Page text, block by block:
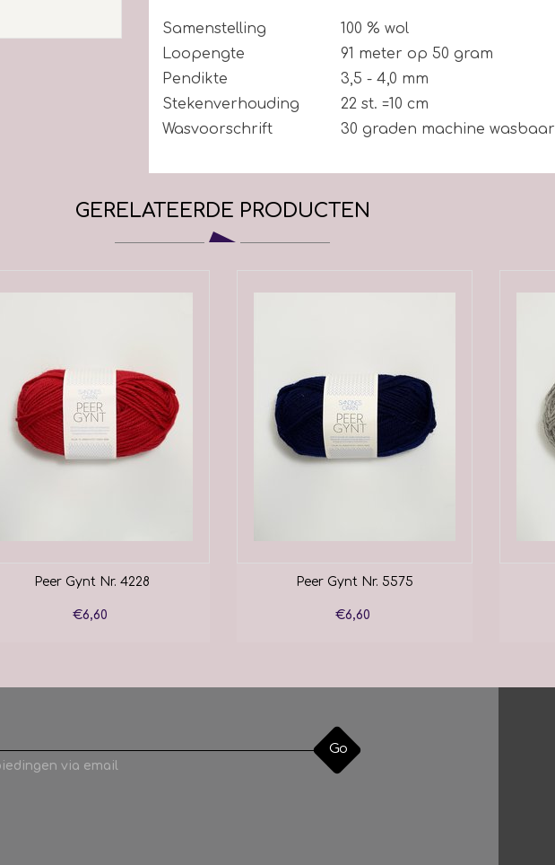
Samenstelling
100 % wol
Loopengte
91 meter op 50 gram
Pendikte
3,5 - 4,0 mm
Stekenverhouding
22 st. =10 cm
Wasvoorschrift
30 graden machine wasbaar
GERELATEERDE PRODUCTEN
Peer Gynt Nr. 4228
€6,60
Peer Gynt Nr. 5575
€6,60
Go
via email